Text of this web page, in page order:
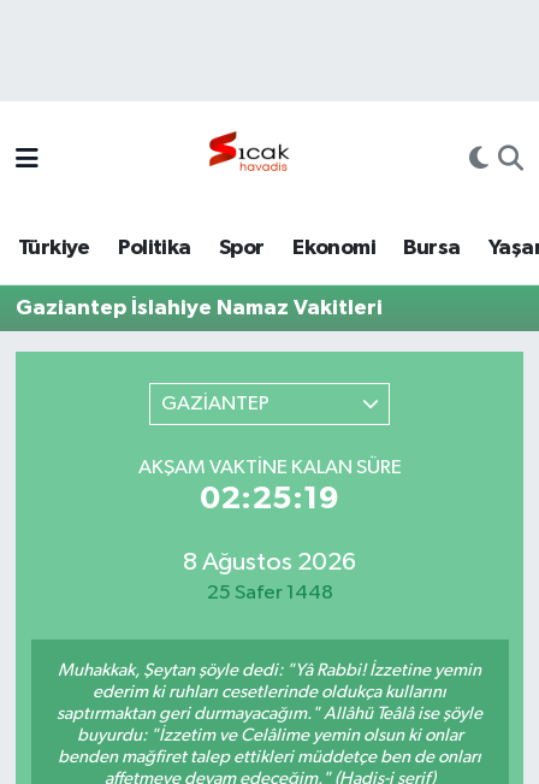
Türkiye Politika Spor Ekonomi Bursa
Gaziantep İslahiye Namaz Vakitleri
GAZİANTEP
AKŞAM VAKTINE KALAN SÜRE
02:25:19
8 Ağustos 2026
25 Safer 1448
Muhakkak, Şeytan şöyle dedi: "Yâ Rabbi! İzzetine yemin
ederim ki ruhları cesetlerinde oldukça kullarını
saptırmaktan geri durmayacağım." Allâhü Teâlâ ise şöyle
buyurdu: "İzzetim ve Celâlime yemin olsun ki onlar
benden mağfiret talep ettikleri müddetçe ben de onları
affetmeye devam edeceğim." (Hadis-i şerif)
Politika
Sağlık
Dünya
Magazin
Tüm Manşetler
Son Dakika Haberleri
Haber Arşivi